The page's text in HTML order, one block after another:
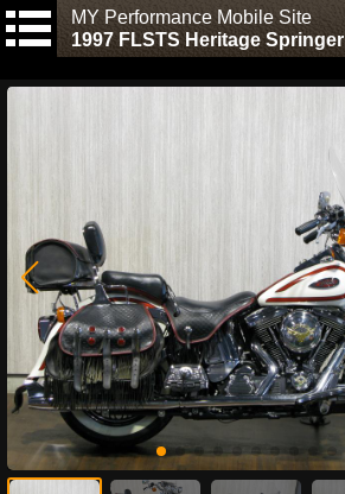
MY Performance Mobile Site
1997 FLSTS Heritage Springer